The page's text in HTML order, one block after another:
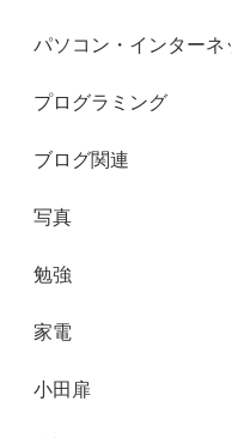
パソコン・インターネ
プログラミング
ブログ関連
写真
勉強
家電
小田扉